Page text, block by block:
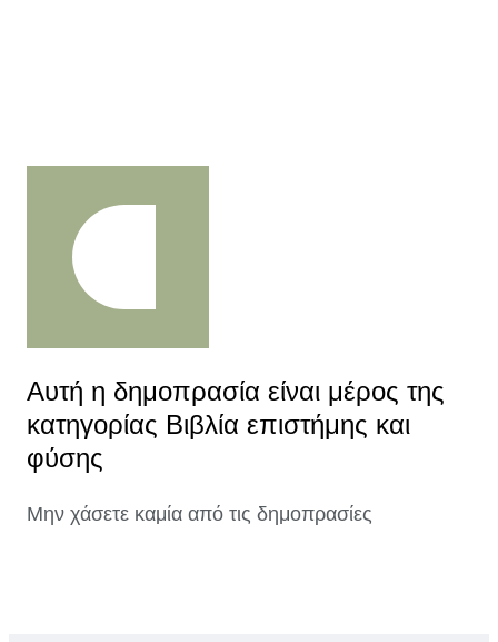
Αυτή η δημοπρασία είναι μέρος της
κατηγορίας Βιβλία επιστήμης και
φύσης
Μην χάσετε καμία από τις δημοπρασίες